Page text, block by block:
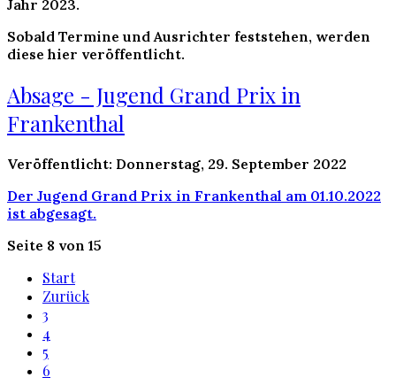
Jahr 2023.
Sobald Termine und Ausrichter feststehen, werden
diese hier veröffentlicht.
Absage - Jugend Grand Prix in
Frankenthal
Veröffentlicht: Donnerstag, 29. September 2022
Der Jugend Grand Prix in Frankenthal am 01.10.2022
ist abgesagt.
Seite 8 von 15
Start
Zurück
3
4
5
6